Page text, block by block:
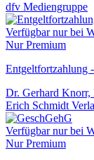
dfv Mediengruppe
Verfügbar nur bei
Nur Premium
Entgeltfortzahlung
Dr. Gerhard
Erich Schmidt
Verfügbar nur bei
Nur Premium